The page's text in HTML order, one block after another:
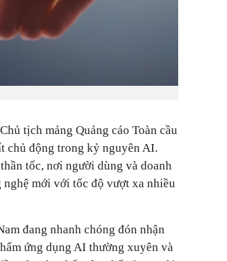
tịch mảng Quảng cáo Toàn cầu
chủ động trong kỷ nguyên AI.
tốc, nơi người dùng và doanh
mới với tốc độ vượt xa nhiều
đang nhanh chóng đón nhận
ứng dụng AI thường xuyên và